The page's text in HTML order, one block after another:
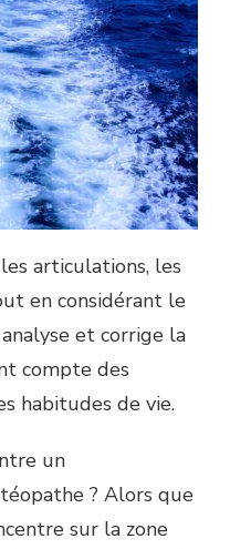
les articulations, les
en considérant le
et corrige la
compte des
habitudes de vie.
un
? Alors que
sur la zone